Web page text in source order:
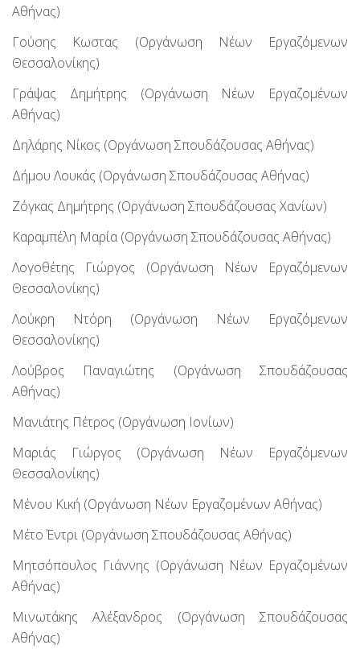
Αθήνας)
Γούσης Κωστας (Οργάνωση Νέων Εργαζόμενων
Θεσσαλονίκης)
Γράψας Δημήτρης (Οργάνωση Νέων Εργαζομένων
Αθήνας)
Δηλάρης Νίκος (Οργάνωση Σπουδάζουσας Αθήνας)
Δήμου Λουκάς (Οργάνωση Σπουδάζουσας Αθήνας)
Ζόγκας Δημήτρης (Οργάνωση Σπουδάζουσας Χανίων)
Καραμπέλη Μαρία (Οργάνωση Σπουδάζουσας Αθήνας)
Λογοθέτης Γιώργος (Οργάνωση Νέων Εργαζόμενων
Θεσσαλονίκης)
Λούκρη Ντόρη (Οργάνωση Νέων Εργαζόμενων
Θεσσαλονίκης)
Λούβρος Παναγιώτης (Οργάνωση Σπουδάζουσας
Αθήνας)
Μανιάτης Πέτρος (Οργάνωση Ιονίων)
Μαριάς Γιώργος (Οργάνωση Νέων Εργαζόμενων
Θεσσαλονίκης)
Μένου Κική (Οργάνωση Νέων Εργαζομένων Αθήνας)
Μέτο Έντρι (Οργάνωση Σπουδάζουσας Αθήνας)
Μητσόπουλος Γιάννης (Οργάνωση Νέων Εργαζομένων
Αθήνας)
Μινωτάκης Αλέξανδρος (Οργάνωση Σπουδάζουσας
Αθήνας)